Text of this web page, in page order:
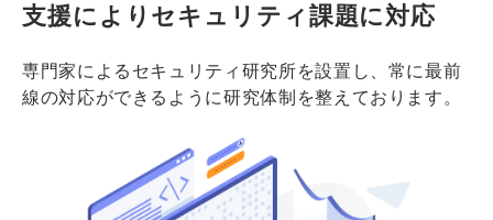
支援によりセキュリティ課題に対応
専門家によるセキュリティ研究所を設置し、常に最前
線の対応ができるように研究体制を整えております。